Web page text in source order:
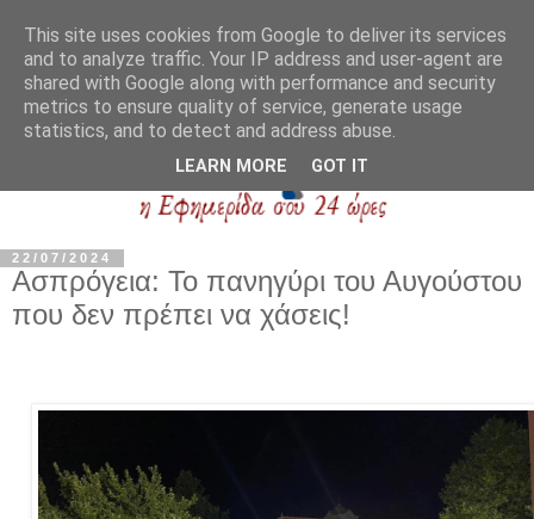
22/07/2024
Ασπρόγεια: Το πανηγύρι του Αυγούστου
που δεν πρέπει να χάσεις!
This site uses cookies from Google to deliver its services
and to analyze traffic. Your IP address and user-agent are
shared with Google along with performance and security
metrics to ensure quality of service, generate usage
statistics, and to detect and address abuse.
LEARN MORE GOT IT